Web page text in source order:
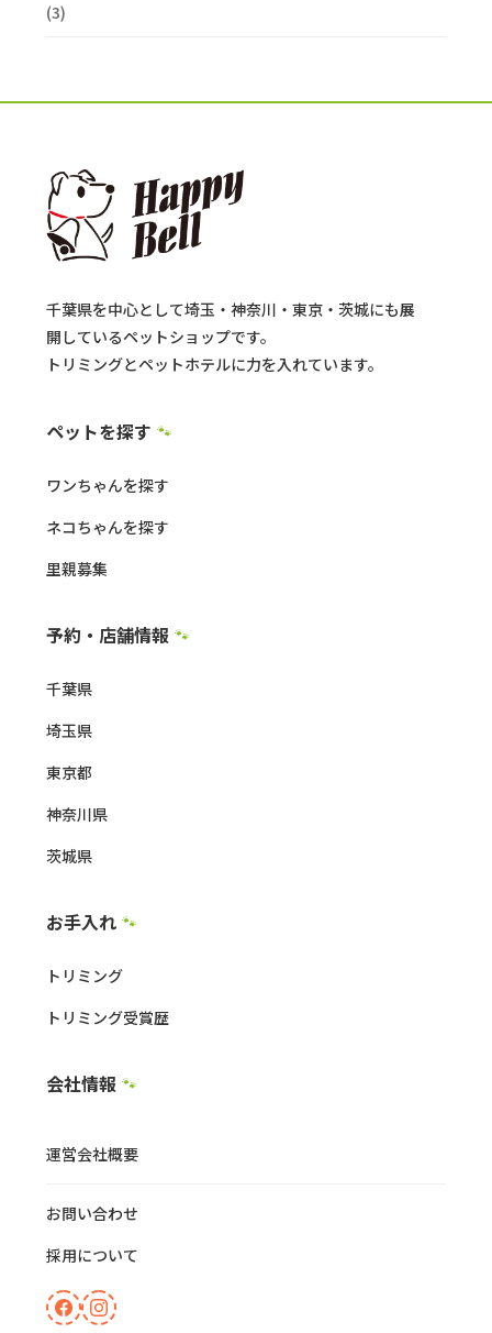
(3)
千葉県を中心として埼玉・神奈川・東京・茨城にも展
開しているペットショップです。
トリミングとペットホテルに力を入れています。
ペットを探す 🐾
ワンちゃんを探す
ネコちゃんを探す
里親募集
予約・店舗情報 🐾
千葉県
埼玉県
東京都
神奈川県
茨城県
お手入れ 🐾
トリミング
トリミング受賞歴
会社情報 🐾
運営会社概要
お問い合わせ
採用について